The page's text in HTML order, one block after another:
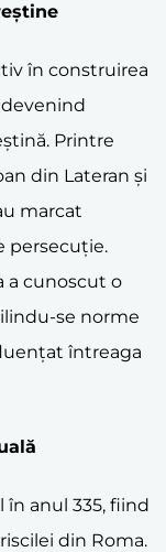
în construirea
Printre
din Lateran și
marcat
persecuție.
a cunoscut o
se norme
întreaga
anul 335, fiind
din Roma.